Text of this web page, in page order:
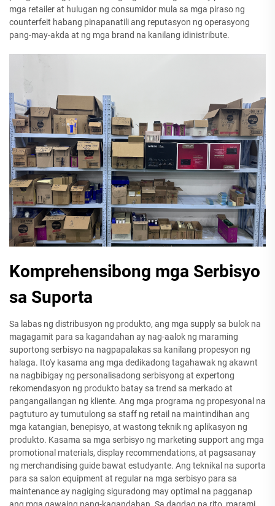
mga retailer at hulugan ng consumidor mula sa mga piraso ng
counterfeit habang pinapanatili ang reputasyon ng operasyong
pang-may-akda at ng mga brand na kanilang idinistribute.
Komprehensibong mga Serbisyo
sa Suporta
Sa labas ng distribusyon ng produkto, ang mga supply sa bulok na
magagamit para sa kagandahan ay nag-aalok ng maraming
suportong serbisyo na nagpapalakas sa kanilang propesyon ng
halaga. Ito'y kasama ang mga dedikadong tagahawak ng akawnt
na nagbibigay ng personalisadong serbisyong at expertong
rekomendasyon ng produkto batay sa trend sa merkado at
pangangailangan ng kliente. Ang mga programa ng propesyonal na
pagtuturo ay tumutulong sa staff ng retail na maintindihan ang
mga katangian, benepisyo, at wastong teknik ng aplikasyon ng
produkto. Kasama sa mga serbisyo ng marketing support ang mga
promotional materials, display recommendations, at pagsasanay
ng merchandising guide bawat estudyante. Ang teknikal na suporta
para sa salon equipment at regular na mga serbisyo para sa
maintenance ay nagiging siguradong may optimal na pagganap
ang mga gawaing pang-kagandahan. Sa dagdag pa rito, marami